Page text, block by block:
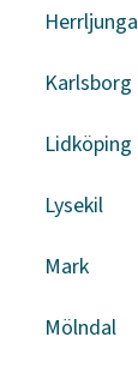
Herrljunga
Karlsborg
Lidköping
Lysekil
Mark
Mölndal